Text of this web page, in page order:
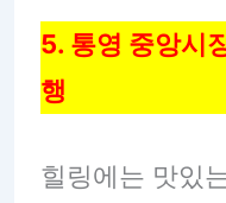
5. 통영 중앙시
행
힐링에는 맛있